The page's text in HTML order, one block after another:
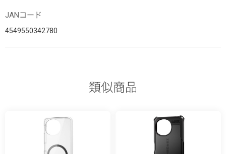
JANコード
4549550342780
類似商品